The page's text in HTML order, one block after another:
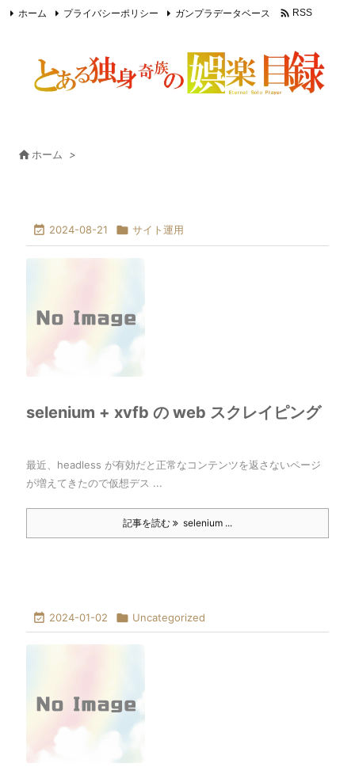
ホーム プライバシーポリシー ガンプラデータベース  RSS
ホーム >
 2024-08-21  サイト運用
selenium + xvfb の web スクレイピング
最近、headless が有効だと正常なコンテンツを返さないページ
が増えてきたので仮想デス ...
記事を読む selenium ...
 2024-01-02  Uncategorized